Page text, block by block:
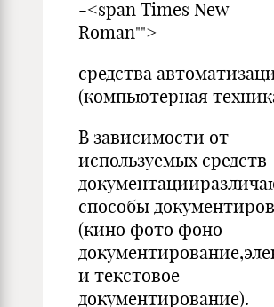
-<span Times New
Roman"">
средства
(компьютерная
В зависимости от
используемых средств
способы
(кино фото фоно
и текстовое
документирование).